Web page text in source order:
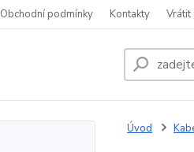
Obchodní podmínky Kontakty Vrátit
Úvod